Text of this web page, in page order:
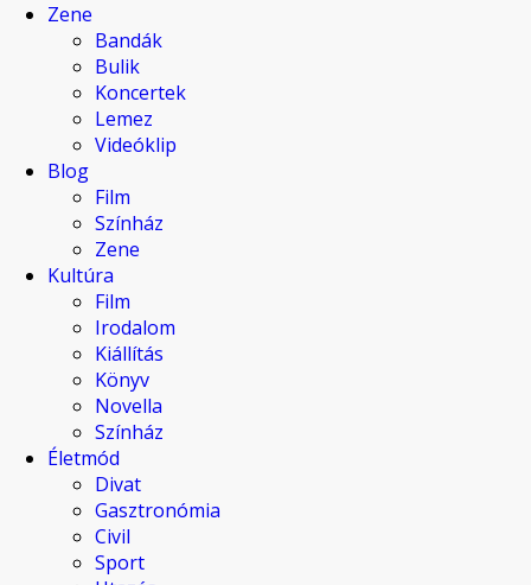
Zene
Bandák
Bulik
Koncertek
Lemez
Videóklip
Blog
Film
Színház
Zene
Kultúra
Film
Irodalom
Kiállítás
Könyv
Novella
Színház
Életmód
Divat
Gasztronómia
Civil
Sport